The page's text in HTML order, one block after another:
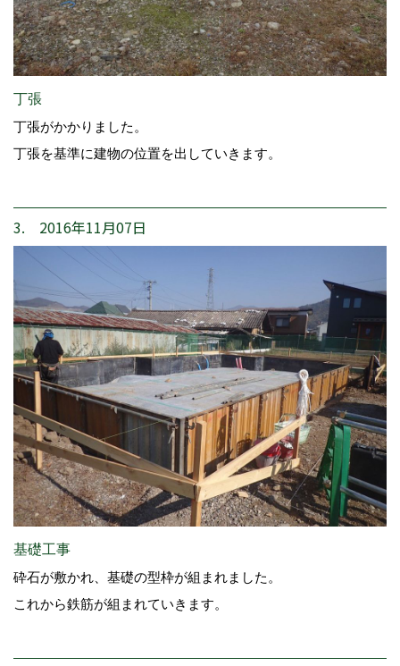
丁張
丁張がかかりました。
丁張を基準に建物の位置を出していきます。
3. 2016年11月07日
基礎工事
砕石が敷かれ、基礎の型枠が組まれました。
これから鉄筋が組まれていきます。